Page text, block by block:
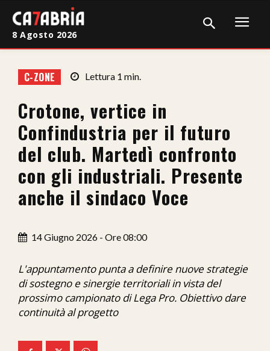
Cronaca
Giudiziaria
Politica
Sport
Attualità
Ita-Mondo
C7 Play
8 Agosto 2026
C-ZONE Lettura 1 min.
Crotone, vertice in
Confindustria per il futuro
del club. Martedì confronto
con gli industriali. Presente
anche il sindaco Voce
14 Giugno 2026 - Ore 08:00
L'appuntamento punta a definire nuove strategie
di sostegno e sinergie territoriali in vista del
prossimo campionato di Lega Pro. Obiettivo dare
continuità al progetto